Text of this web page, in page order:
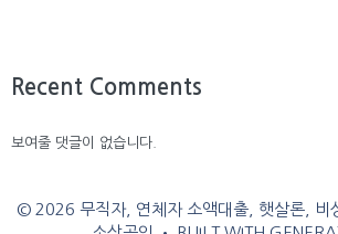
Recent Comments
보여줄 댓글이 없습니다.
© 2026 무직자, 연체자 소액대출, 햇살론, 비